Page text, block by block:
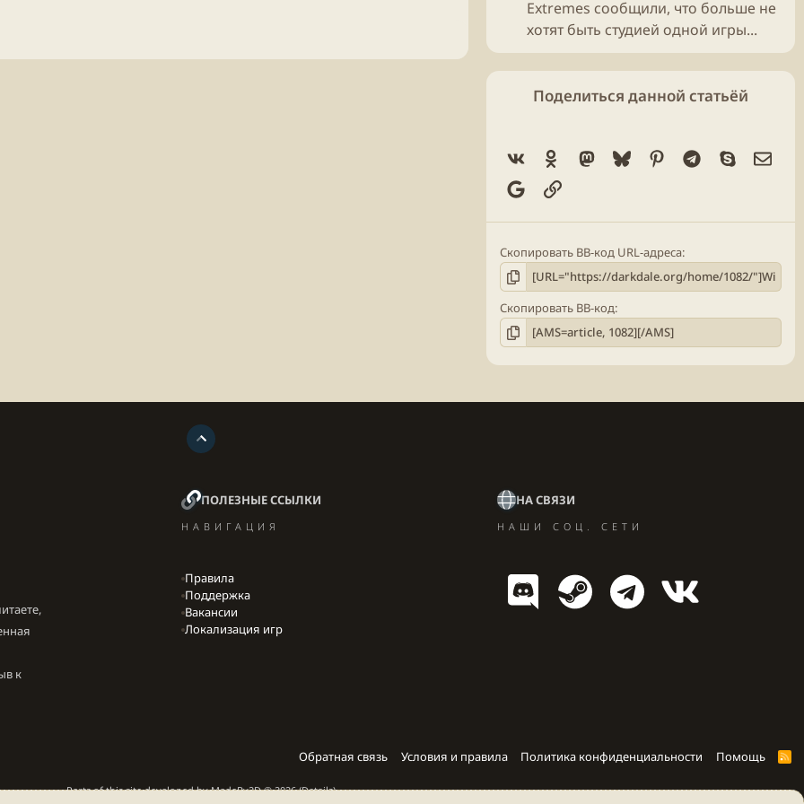
Extremes сообщили, что больше не
хотят быть студией одной игры...
Поделиться данной статьёй
Ok Mastodon
BlueskyPinterestTelegram
Skype
GoogleСсылка
Скопировать BB-код URL-адреса
Скопировать BB-код
к
ПОЛЕЗНЫЕ ССЫЛКИ
НАВИГАЦИЯ
Правила
Поддержка
Вакансии
Локализация игр
НА СВЯЗИ
НАШИ СОЦ. СЕТИ
Обратная связь Условия и правила Политика конфиденциальности Помощь
R
Parts of this site developed byMadeBy2D© 2026 (Details)